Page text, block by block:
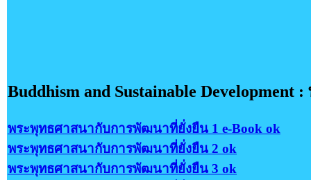
Buddhism and Sustainable
พระพุทธศาสนากับการพัฒนาที่ยั่งยืน 1 e-Book ok
พระพุทธศาสนากับการพัฒนาที่ยั่งยืน 2 ok
พระพุทธศาสนากับการพัฒนาที่ยั่งยืน 3 ok